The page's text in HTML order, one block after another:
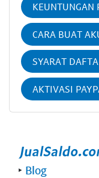
KEUNTUNGAN
CARA BUAT
SYARAT
AKTIVASI
‣ Blog